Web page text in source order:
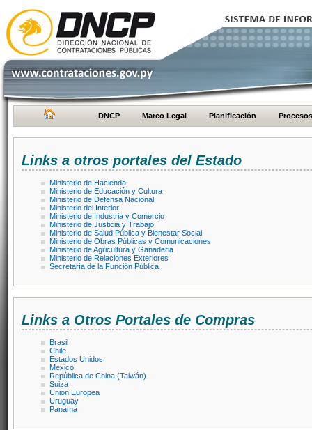
DNCP Marco Legal Planificación Procesos
Links a otros portales del Estado
Ministerio de Hacienda
Ministerio de Educación y Cultura
Ministerio de Defensa Nacional
Ministerio del Interior
Ministerio de Industria y Comercio
Ministerio de Justicia y Trabajo
Ministerio de Salud Pública y Bienestar Social
Ministerio de Obras Públicas y Comunicaciones
Ministerio de Agricultura y Ganaderia
Ministerio de Relaciones Exteriores
Secretaría de la Función Pública
Links a Otros Portales de Compras
Brasil
Chile
Estados Unidos
Mexico
República de China (Taiwán)
Suiza
Union Europea
Uruguay
Panamá